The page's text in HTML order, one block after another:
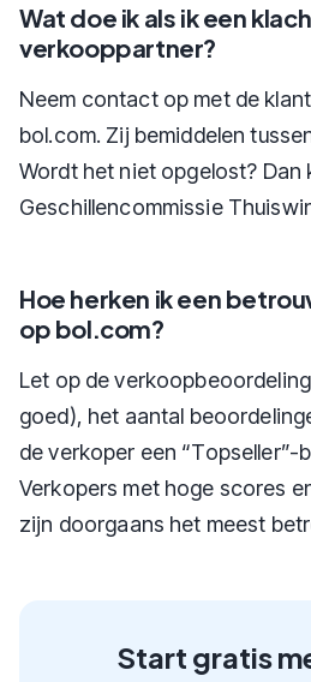
Wat doe ik als ik een
verkooppartner?
Neem contact op met de
bol.com. Zij bemiddelen
Wordt het niet opgelost? Dan
Geschillencommissie
Hoe herken ik een
op bol.com?
Let op de
goed), het aantal
de verkoper een “Topseller”-
Verkopers met hoge scores
zijn doorgaans het meest
Start gratis